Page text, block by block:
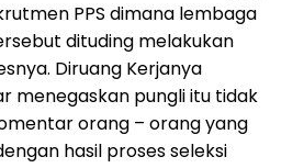
PPS dimana lembaga
dituding melakukan
Diruang Kerjanya
menegaskan pungli itu tidak
orang – orang yang
hasil proses seleksi